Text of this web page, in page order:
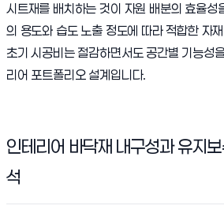
시트재를 배치하는 것이 자원 배분의 효율성
의 용도와 습도 노출 정도에 따라 적합한 자
초기 시공비는 절감하면서도 공간별 기능성
리어 포트폴리오 설계입니다.
인테리어 바닥재 내구성과 유지
석